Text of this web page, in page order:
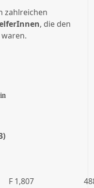
zahlreichen
, die den
F 1,807